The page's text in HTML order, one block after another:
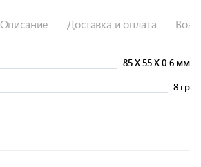
Описание Доставка и оплата
85X55X0.6 мм
8 гр